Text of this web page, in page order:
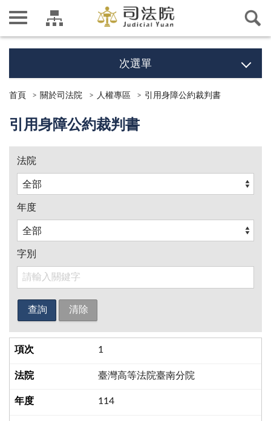
次選單
首頁 關於司法院 人權專區 引用身障公約裁判書
引用身障公約裁判書
法院
年度
字別
1
臺灣高等法院臺南分院
114